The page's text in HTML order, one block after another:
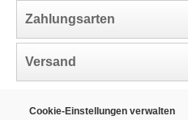
Zahlungsarten
Versand
Cookie-Einstellungen verwalten